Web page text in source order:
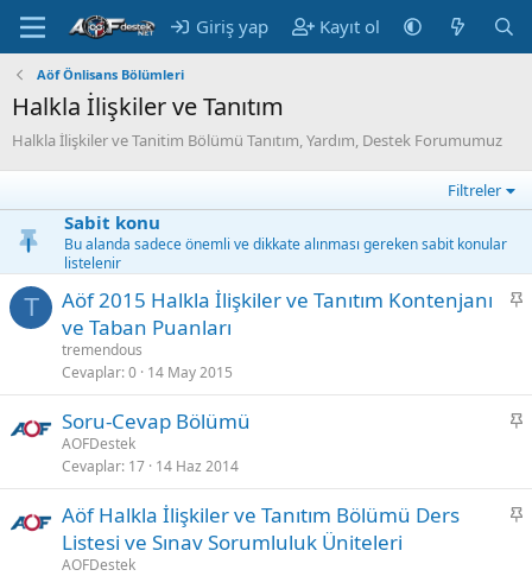
Giriş yap Kayıt ol
Aöf Önlisans Bölümleri
Halkla İlişkiler ve Tanıtım
Halkla İlişkiler ve Tanitim Bölümü Tanıtım, Yardım, Destek Forumumuz
Filtreler
Sabit konu
Bu alanda sadece önemli ve dikkate alınması gereken sabit konular
listelenir
T
S
t
Aöf 2015 Halkla İlişkiler ve Tanıtım Kontenjanı
ve Taban Puanları
tremendous
Cevaplar 0 14 May 2015
S
i
t
Soru-Cevap Bölümü
AOFDestek
Cevaplar 17 14 Haz 2014
S
Aöf Halkla İlişkiler ve Tanıtım Bölümü Ders
Listesi ve Sınav Sorumluluk Üniteleri
AOFDestek